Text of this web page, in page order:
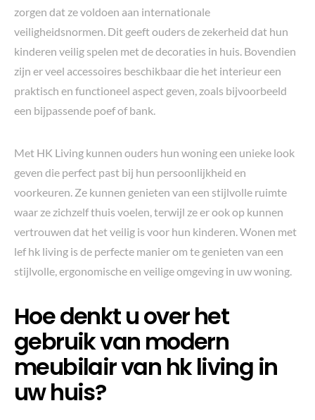
zorgen dat ze voldoen aan internationale
veiligheidsnormen. Dit geeft ouders de zekerheid dat hun
kinderen veilig spelen met de decoraties in huis. Bovendien
zijn er veel accessoires beschikbaar die het interieur een
praktisch en functioneel aspect geven, zoals bijvoorbeeld
een bijpassende poef of bank.
Met HK Living kunnen ouders hun woning een unieke look
geven die perfect past bij hun persoonlijkheid en
voorkeuren. Ze kunnen genieten van een stijlvolle ruimte
waar ze zichzelf thuis voelen, terwijl ze er ook op kunnen
vertrouwen dat het veilig is voor hun kinderen. Wonen met
lef hk living is de perfecte manier om te genieten van een
stijlvolle, ergonomische en veilige omgeving in uw woning.
Hoe denkt u over het
gebruik van modern
meubilair van hk living in
uw huis?